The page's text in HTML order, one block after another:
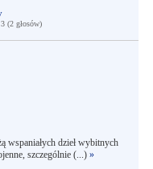
(2 głosów)
wspaniałych dzieł wybitnych
szczególnie (...) »